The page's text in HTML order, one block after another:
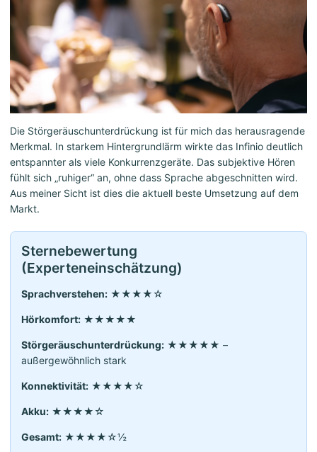
Die Störgeräuschunterdrückung ist für mich das herausragende
Merkmal. In starkem Hintergrundlärm wirkte das Infinio deutlich
entspannter als viele Konkurrenzgeräte. Das subjektive Hören
fühlt sich „ruhiger“ an, ohne dass Sprache abgeschnitten wird.
Aus meiner Sicht ist dies die aktuell beste Umsetzung auf dem
Markt.
Sternebewertung
(Experteneinschätzung)
Sprachverstehen: ★★★★☆
Hörkomfort: ★★★★★
Störgeräuschunterdrückung: ★★★★★ –
außergewöhnlich stark
Konnektivität: ★★★★☆
Akku: ★★★★☆
Gesamt: ★★★★☆½